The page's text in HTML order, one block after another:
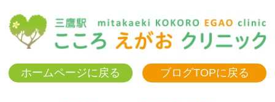
ホームページに戻る ブログTOPに戻る